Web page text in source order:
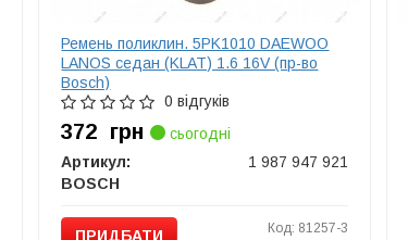
Ремень поликлин. 5PK1010 DAEWOO
LANOS седан (KLAT) 1.6 16V (пр-во
Bosch)
0 відгуків
372 грн
сьогодні
Артикул:
1 987 947 921
BOSCH
ПРИДБАТИ Код: 81257-3